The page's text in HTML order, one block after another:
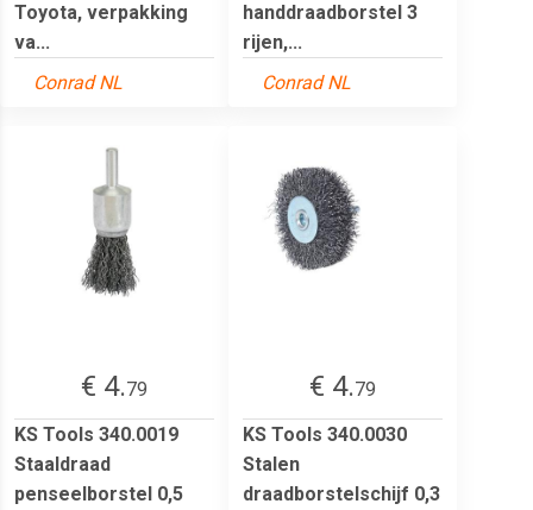
Toyota, verpakking
va...
Conrad NL
handdraadborstel 3
rijen,...
Conrad NL
€ 4.79
KS Tools 340.0019
Staaldraad
penseelborstel 0,5
€ 4.79
KS Tools 340.0030
Stalen
draadborstelschijf 0,3